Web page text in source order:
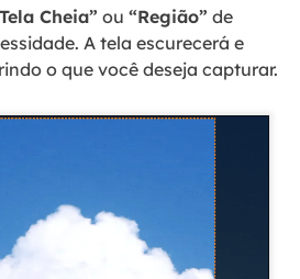
Cheia” ou “Região” de
A tela escurecerá e
o que você deseja capturar.